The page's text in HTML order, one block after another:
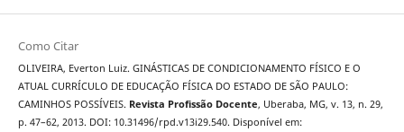
Como Citar
OLIVEIRA, Everton Luiz. GINÁSTICAS DE CONDICIONAMENTO FÍSICO E O
ATUAL CURRÍCULO DE EDUCAÇÃO FÍSICA DO ESTADO DE SÃO PAULO:
CAMINHOS POSSÍVEIS. Revista Profissão Docente, Uberaba, MG, v. 13, n. 29,
p. 47–62, 2013. DOI: 10.31496/rpd.v13i29.540. Disponível em: